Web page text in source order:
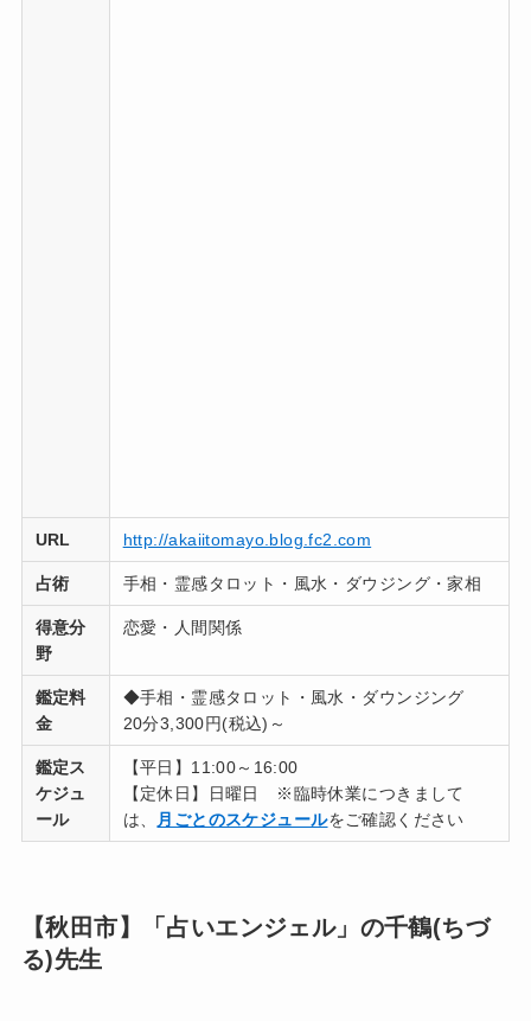
URL http://akaiitomayo.blog.fc2.com
占術 手相・霊感タロット・風水・ダウジング・家相
得意分
野
恋愛・人間関係
鑑定料
金
◆手相・霊感タロット・風水・ダウンジング
20分3,300円(税込)～
鑑定ス
ケジュ
ール
【平日】11:00～16:00
【定休日】日曜日 ※臨時休業につきまして
は、
月ごとのスケジュールをご確認ください
【秋田市】「占いエンジェル」の千鶴(ちづ
る)先生